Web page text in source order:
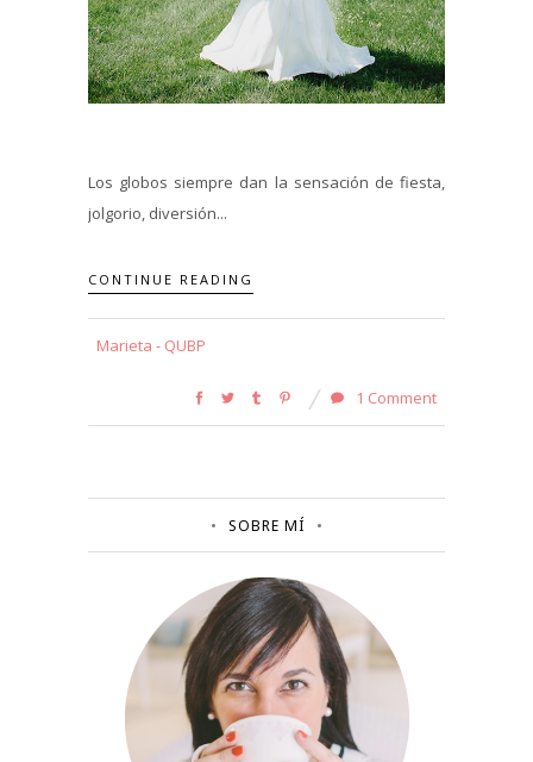
Los globos siempre dan la sensación de fiesta,
jolgorio, diversión...
CONTINUE READING
Marieta - QUBP
1 Comment
SOBRE MÍ